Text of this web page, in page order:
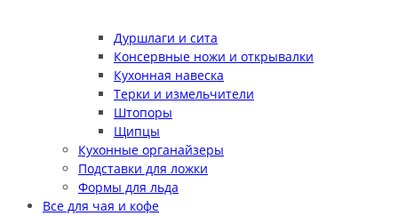
Дуршлаги и сита
Консервные ножи и открывалки
Кухонная навеска
Терки и измельчители
Штопоры
Щипцы
Кухонные органайзеры
Подставки для ложки
Формы для льда
Все для чая и кофе